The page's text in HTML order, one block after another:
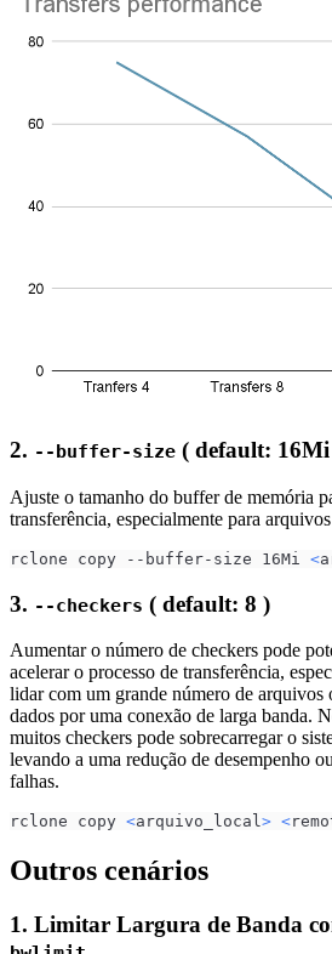
2. --buffer-size ( default:
Ajuste o tamanho do buffer de memória
transferência, especialmente para
rclone copy --buffer-size 16Mi <
3. --checkers ( default: 8 )
Aumentar o número de checkers pode
acelerar o processo de transferência,
lidar com um grande número de arquivos
dados por uma conexão de larga banda.
muitos checkers pode sobrecarregar o
levando a uma redução de desempenho
falhas.
rclone copy <arquivo_local> <
Outros cenários
1. Limitar Largura de Banda